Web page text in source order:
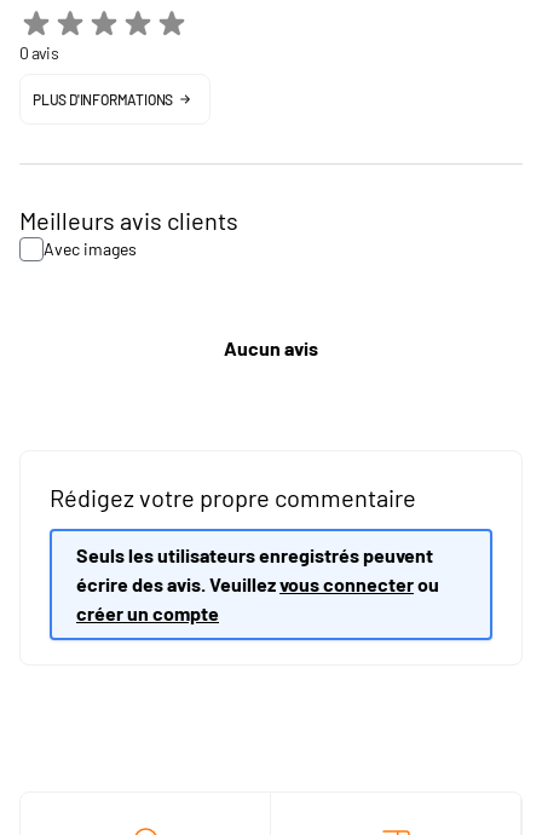
0 avis
PLUS D'INFORMATIONS
Meilleurs avis clients
Avec images
Aucun avis
Rédigez votre propre commentaire
Seuls les utilisateurs enregistrés peuvent
écrire des avis. Veuillezvous connecterou
créer un compte